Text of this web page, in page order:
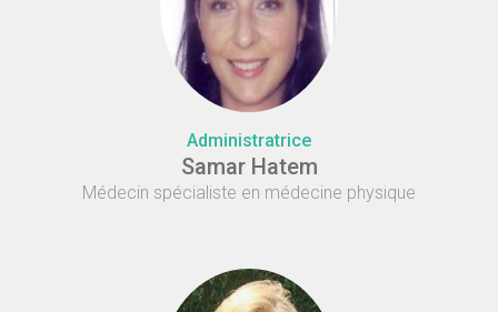
Administratrice
Samar Hatem
Médecin spécialiste en médecine physique